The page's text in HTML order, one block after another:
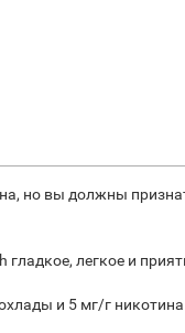
но вы должны
легкое и
и 5 мг/г